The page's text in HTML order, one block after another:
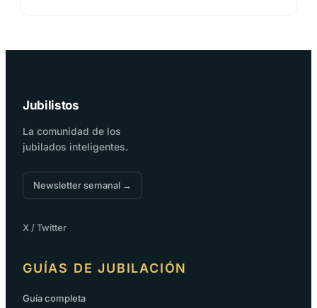
Jubilistos
La comunidad de los
jubilados inteligentes.
Newsletter semanal →
X / Twitter
GUÍAS DE JUBILACIÓN
Guía completa